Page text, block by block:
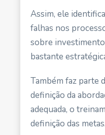
Assim, ele
falhas nos
sobre investimento
bastante
Também faz parte
definição da
adequada, o
definição das metas.